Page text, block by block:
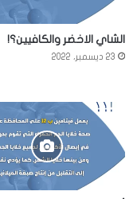
الشاي الاخضر والكافيين؟!
23 ديسمبر، 2022